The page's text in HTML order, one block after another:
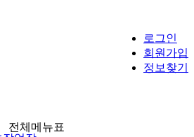
로그인
회원가입
정보찾기
전체메뉴표